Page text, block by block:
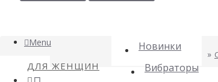
Menu
ДЛЯ ЖЕНЩИН
Новинки
Вибраторы